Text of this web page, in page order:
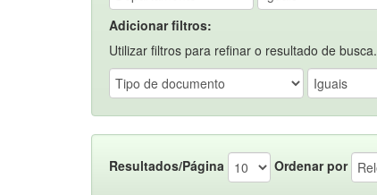
Adicionar filtros:
Utilizar filtros para refinar o resultado de busca.
Resultados/Página Ordenar por